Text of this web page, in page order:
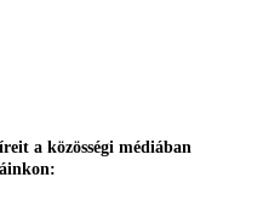
a közösségi médiában